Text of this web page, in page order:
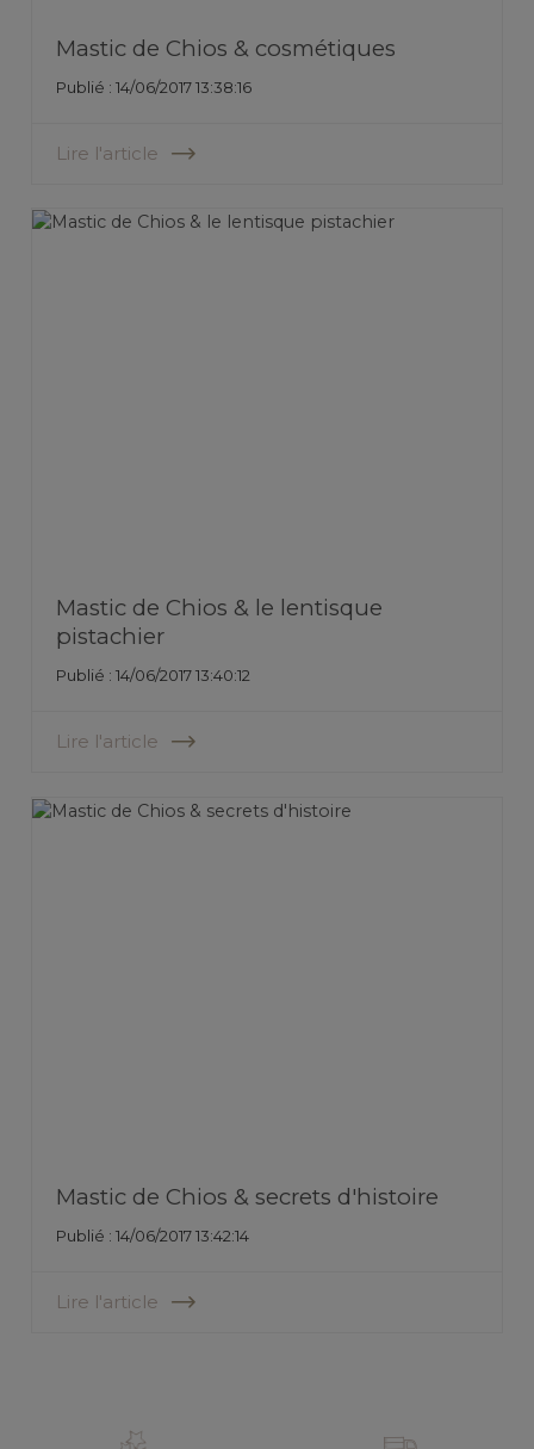
Mastic de Chios & cosmétiques
Publié : 14/06/2017 13:38:16
Lire l'article
Mastic de Chios & le lentisque
pistachier
Publié : 14/06/2017 13:40:12
Lire l'article
Mastic de Chios & secrets d'histoire
Publié : 14/06/2017 13:42:14
Lire l'article